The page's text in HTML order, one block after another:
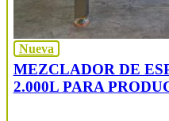
Nueva
MEZCLADOR DE
2.000L PARA